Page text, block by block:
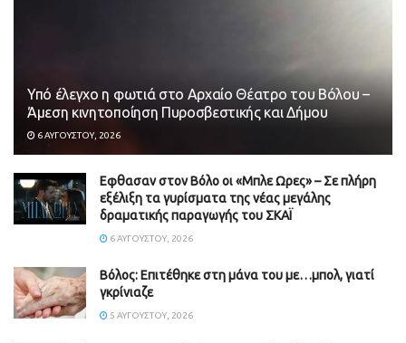
Υπό έλεγχο η φωτιά στο Αρχαίο Θέατρο του Βόλου –
Άμεση κινητοποίηση Πυροσβεστικής και Δήμου
6 ΑΥΓΟΎΣΤΟΥ, 2026
Εφθασαν στον Βόλο οι «Μπλε Ωρες» – Σε πλήρη
εξέλιξη τα γυρίσματα της νέας μεγάλης
δραματικής παραγωγής του ΣΚΑΪ
6 ΑΥΓΟΎΣΤΟΥ, 2026
Βόλος: Επιτέθηκε στη μάνα του με…μπολ, γιατί
γκρίνιαζε
5 ΑΥΓΟΎΣΤΟΥ, 2026